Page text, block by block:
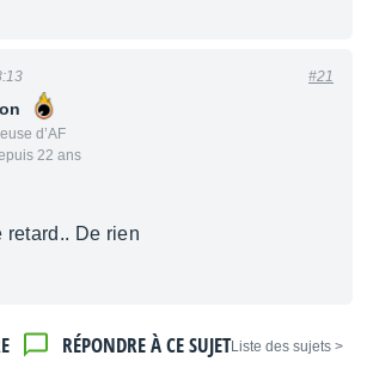
d’AF
22 ans
#21
retard.. De rien
< Liste des sujets
RÉPONDRE À CE SUJET